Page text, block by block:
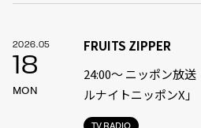
2026.05
18
MON
FRUITS ZIPPER
24:00〜 ニッポン放
ルナイトニッポンX」